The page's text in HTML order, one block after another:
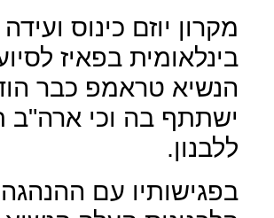
מקרון יוזם כינוס ועידה
בינלאומית בפאיז
הנשיא טראמפ כבר
ישתתף בה וכי ארה"ב
ללבנון.
בפגישותיו עם ההנהגה